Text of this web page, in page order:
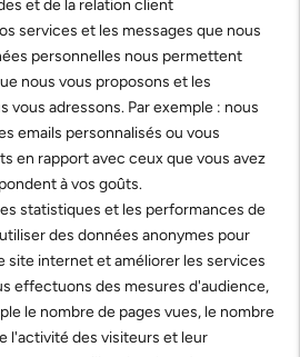
et de la relation client
services et les messages que nous
personnelles nous permettent
nous vous proposons et les
vous adressons. Par exemple : nous
emails personnalisés ou vous
en rapport avec ceux que vous avez
à vos goûts.
statistiques et les performances de
des données anonymes pour
site internet et améliorer les services
effectuons des mesures d'audience,
le nombre de pages vues, le nombre
l'activité des visiteurs et leur